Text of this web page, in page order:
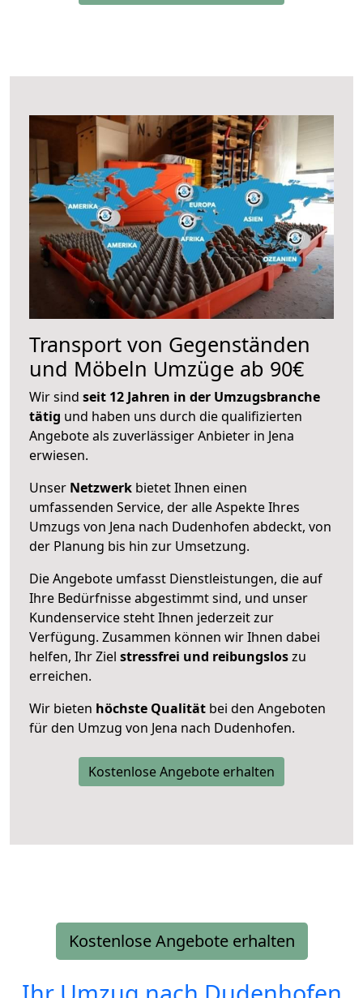
Transport von Gegenständen
und Möbeln Umzüge ab 90€
Wir sind seit 12 Jahren in der Umzugsbranche
tätig und haben uns durch die qualifizierten
Angebote als zuverlässiger Anbieter in Jena
erwiesen.
Unser Netzwerk bietet Ihnen einen
umfassenden Service, der alle Aspekte Ihres
Umzugs von Jena nach Dudenhofen abdeckt, von
der Planung bis hin zur Umsetzung.
Die Angebote umfasst Dienstleistungen, die auf
Ihre Bedürfnisse abgestimmt sind, und unser
Kundenservice steht Ihnen jederzeit zur
Verfügung. Zusammen können wir Ihnen dabei
helfen, Ihr Ziel stressfrei und reibungsloszu
erreichen.
Wir bieten höchste Qualität bei den Angeboten
für den Umzug von Jena nach Dudenhofen.
Kostenlose Angebote erhalten
Kostenlose Angebote erhalten